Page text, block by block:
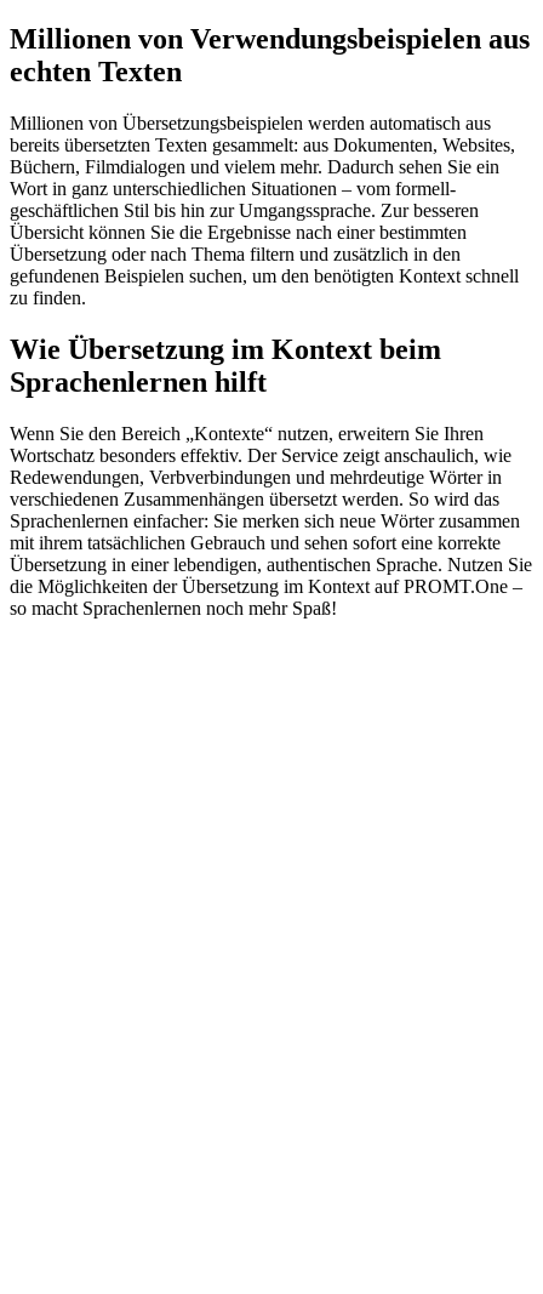
Millionen von Verwendungsbeispielen aus
echten Texten
Millionen von Übersetzungsbeispielen werden automatisch aus
bereits übersetzten Texten gesammelt: aus Dokumenten, Websites,
Büchern, Filmdialogen und vielem mehr. Dadurch sehen Sie ein
Wort in ganz unterschiedlichen Situationen – vom formell-
geschäftlichen Stil bis hin zur Umgangssprache. Zur besseren
Übersicht können Sie die Ergebnisse nach einer bestimmten
Übersetzung oder nach Thema filtern und zusätzlich in den
gefundenen Beispielen suchen, um den benötigten Kontext schnell
zu finden.
Wie Übersetzung im Kontext beim
Sprachenlernen hilft
Wenn Sie den Bereich „Kontexte“ nutzen, erweitern Sie Ihren
Wortschatz besonders effektiv. Der Service zeigt anschaulich, wie
Redewendungen, Verbverbindungen und mehrdeutige Wörter in
verschiedenen Zusammenhängen übersetzt werden. So wird das
Sprachenlernen einfacher: Sie merken sich neue Wörter zusammen
mit ihrem tatsächlichen Gebrauch und sehen sofort eine korrekte
Übersetzung in einer lebendigen, authentischen Sprache. Nutzen Sie
die Möglichkeiten der Übersetzung im Kontext auf PROMT.One –
so macht Sprachenlernen noch mehr Spaß!